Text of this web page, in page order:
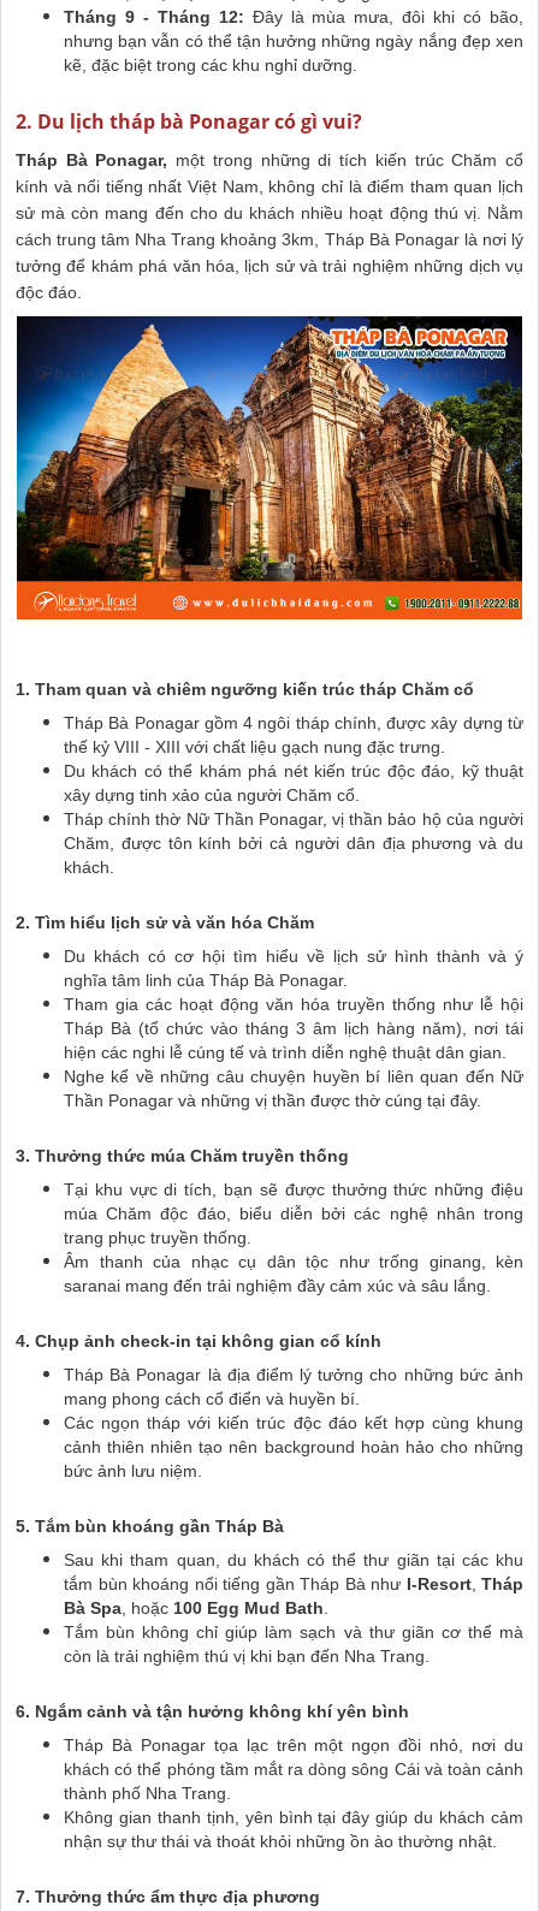
Tháng 9 - Tháng 12: Đây là mùa mưa, đôi khi có bão,
nhưng bạn vẫn có thể tận hưởng những ngày nắng đẹp xen
kẽ, đặc biệt trong các khu nghỉ dưỡng.
2. Du lịch tháp bà Ponagar có gì vui?
Tháp Bà Ponagar, một trong những di tích kiến trúc Chăm cổ
kính và nổi tiếng nhất Việt Nam, không chỉ là điểm tham quan lịch
sử mà còn mang đến cho du khách nhiều hoạt động thú vị. Nằm
cách trung tâm Nha Trang khoảng 3km, Tháp Bà Ponagar là nơi lý
tưởng để khám phá văn hóa, lịch sử và trải nghiệm những dịch vụ
độc đáo.
1. Tham quan và chiêm ngưỡng kiến trúc tháp Chăm cổ
Tháp Bà Ponagar gồm 4 ngôi tháp chính, được xây dựng từ
thế kỷ VIII - XIII với chất liệu gạch nung đặc trưng.
Du khách có thể khám phá nét kiến trúc độc đáo, kỹ thuật
xây dựng tinh xảo của người Chăm cổ.
Tháp chính thờ Nữ Thần Ponagar, vị thần bảo hộ của người
Chăm, được tôn kính bởi cả người dân địa phương và du
khách.
2. Tìm hiểu lịch sử và văn hóa Chăm
Du khách có cơ hội tìm hiểu về lịch sử hình thành và ý
nghĩa tâm linh của Tháp Bà Ponagar.
Tham gia các hoạt động văn hóa truyền thống như lễ hội
Tháp Bà (tổ chức vào tháng 3 âm lịch hàng năm), nơi tái
hiện các nghi lễ cúng tế và trình diễn nghệ thuật dân gian.
Nghe kể về những câu chuyện huyền bí liên quan đến Nữ
Thần Ponagar và những vị thần được thờ cúng tại đây.
3. Thưởng thức múa Chăm truyền thống
Tại khu vực di tích, bạn sẽ được thưởng thức những điệu
múa Chăm độc đáo, biểu diễn bởi các nghệ nhân trong
trang phục truyền thống.
Âm thanh của nhạc cụ dân tộc như trống ginang, kèn
saranai mang đến trải nghiệm đầy cảm xúc và sâu lắng.
4. Chụp ảnh check-in tại không gian cổ kính
Tháp Bà Ponagar là địa điểm lý tưởng cho những bức ảnh
mang phong cách cổ điển và huyền bí.
Các ngọn tháp với kiến trúc độc đáo kết hợp cùng khung
cảnh thiên nhiên tạo nên background hoàn hảo cho những
bức ảnh lưu niệm.
5. Tắm bùn khoáng gần Tháp Bà
Sau khi tham quan, du khách có thể thư giãn tại các khu
tắm bùn khoáng nổi tiếng gần Tháp Bà như I-Resort, Tháp
Bà Spa , hoặc 100 Egg Mud Bath
Tắm bùn không chỉ giúp làm sạch và thư giãn cơ thể mà
còn là trải nghiệm thú vị khi bạn đến Nha Trang.
6. Ngắm cảnh và tận hưởng không khí yên bình
Tháp Bà Ponagar tọa lạc trên một ngọn đồi nhỏ, nơi du
khách có thể phóng tầm mắt ra dòng sông Cái và toàn cảnh
thành phố Nha Trang.
Không gian thanh tịnh, yên bình tại đây giúp du khách cảm
nhận sự thư thái và thoát khỏi những ồn ào thường nhật.
7. Thưởng thức ẩm thực địa phương